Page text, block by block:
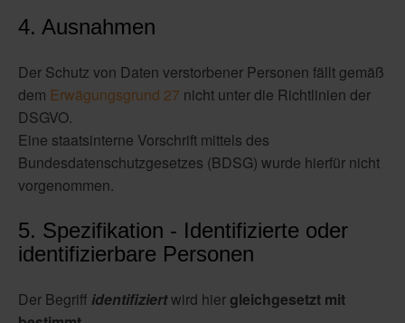
4. Ausnahmen
Der Schutz von Daten verstorbener Personen fällt gemäß
dem Erwägungsgrund 27 nicht unter die Richtlinien der
DSGVO.
Eine staatsinterne Vorschrift mittels des
Bundesdatenschutzgesetzes (BDSG) wurde hierfür nicht
vorgenommen.
5. Spezifikation - Identifizierte oder
identifizierbare Personen
Der Begriff identifiziertwird hier gleichgesetzt mit